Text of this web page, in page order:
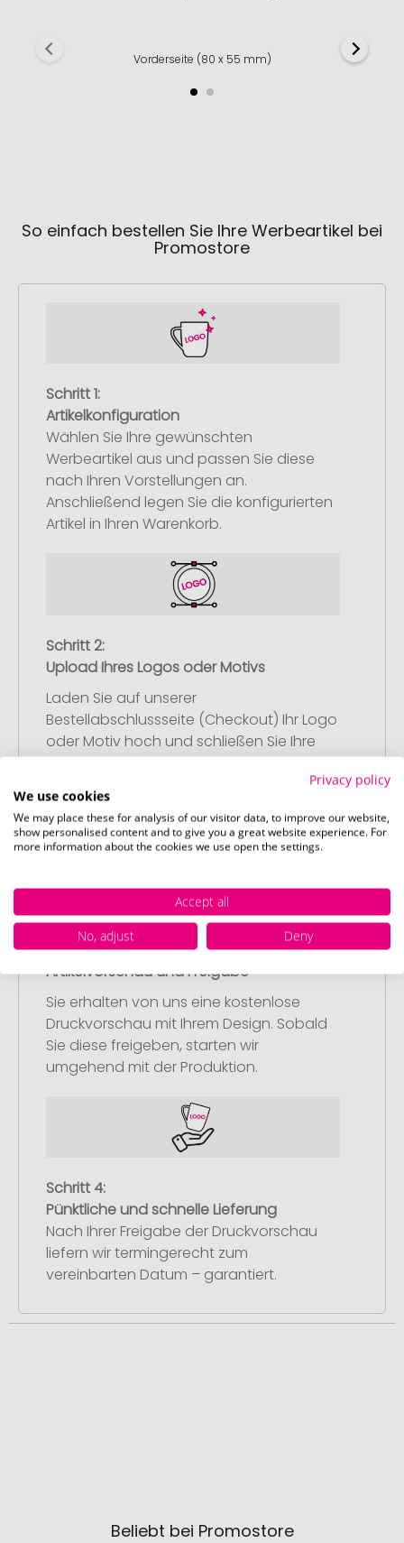
Vorderseite (80 x 55 mm)
So einfach bestellen Sie Ihre Werbeartikel bei
Promostore
Schritt 1:
Artikelkonfiguration
Wählen Sie Ihre gewünschten
Werbeartikel aus und passen Sie diese
nach Ihren Vorstellungen an.
Anschließend legen Sie die konfigurierten
Artikel in Ihren Warenkorb.
Schritt 2:
Upload Ihres Logos oder Motivs
Laden Sie auf unserer
Bestellabschlussseite (Checkout) Ihr Logo
oder Motiv hoch und schließen Sie Ihre
Bestellung ab. Falls Sie gerade keine
passende Datei zur Verfügung haben,
können Sie diese gerne später
nachliefern.
Schritt 3:
Artikelvorschau und Freigabe
Sie erhalten von uns eine kostenlose
Druckvorschau mit Ihrem Design. Sobald
Sie diese freigeben, starten wir
umgehend mit der Produktion.
Schritt 4:
Pünktliche und schnelle Lieferung
Nach Ihrer Freigabe der Druckvorschau
liefern wir termingerecht zum
vereinbarten Datum – garantiert.
Beliebt bei Promostore
Privacy policy
We use cookies
We may place these for analysis of our visitor data, to improve our website,
show personalised content and to give you a great website experience. For
more information about the cookies we use open the settings.
Accept all
No, adjust
Deny